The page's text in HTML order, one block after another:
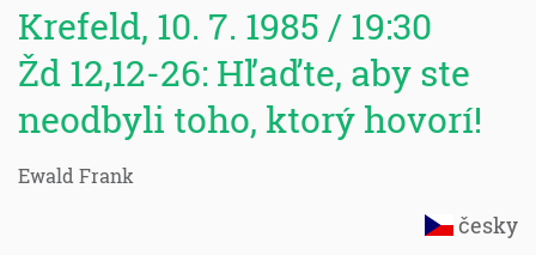
Krefeld, 10. 7. 1985 / 19:30
Žd 12,12-26: Hľaďte, aby ste
neodbyli toho, ktorý hovorí!
Ewald Frank
česky